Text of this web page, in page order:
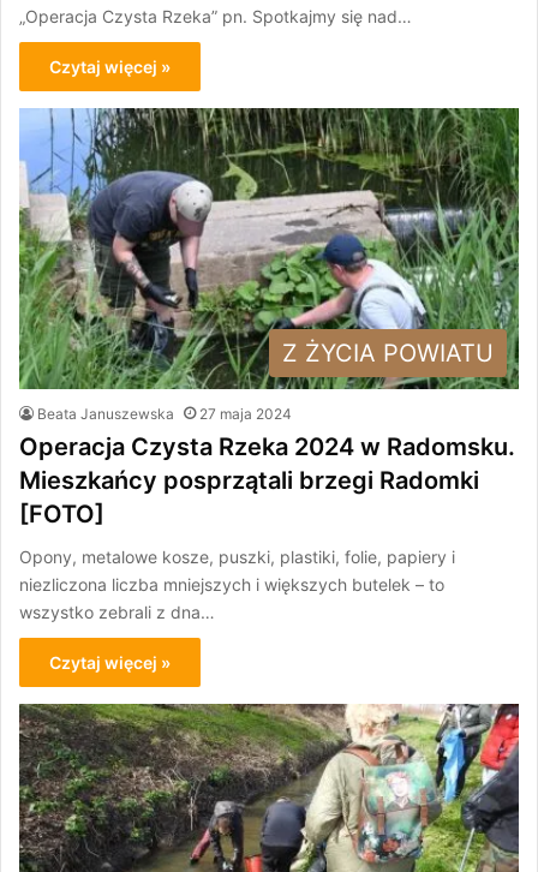
„Operacja Czysta Rzeka” pn. Spotkajmy się nad…
Czytaj więcej »
Z ŻYCIA POWIATU
Beata Januszewska 27 maja 2024
Operacja Czysta Rzeka 2024 w Radomsku.
Mieszkańcy posprzątali brzegi Radomki
[FOTO]
Opony, metalowe kosze, puszki, plastiki, folie, papiery i
niezliczona liczba mniejszych i większych butelek – to
wszystko zebrali z dna…
Czytaj więcej »